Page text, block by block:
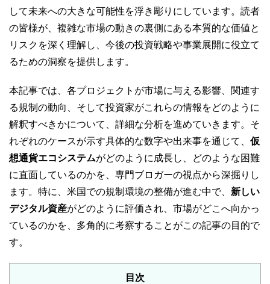
して未来への大きな可能性を浮き彫りにしています。読者
の皆様が、複雑な市場の動きの裏側にある本質的な価値と
リスクを深く理解し、今後の投資戦略や事業展開に役立て
るための洞察を提供します。
本記事では、各プロジェクトが市場に与える影響、関連す
る規制の動向、そして投資家がこれらの情報をどのように
解釈すべきかについて、詳細な分析を進めていきます。そ
れぞれのケースが示す具体的な数字や出来事を通じて、 仮
想通貨エコシステムがどのように成長し、どのような困難
に直面しているのかを、専門ブロガーの視点から深掘りし
ます。特に、米国での規制環境の整備が進む中で、 新しい
デジタル資産がどのように評価され、市場がどこへ向かっ
ているのかを、多角的に考察することがこの記事の目的で
す。
目次